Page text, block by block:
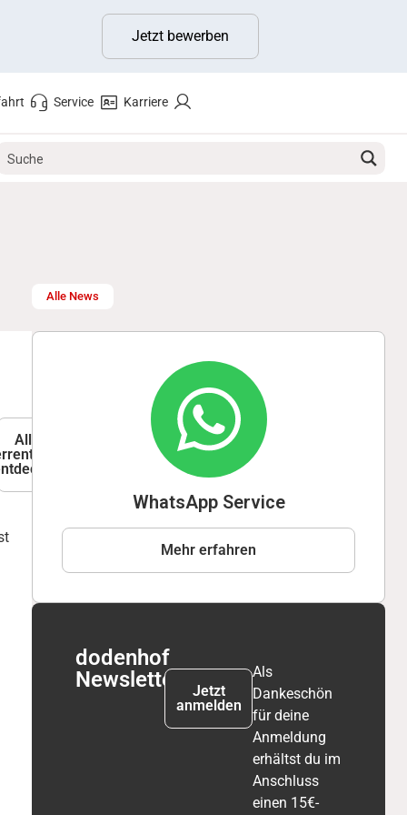
Jetzt bewerben
Service Karriere
Alle News
Alle
WhatsApp Service
Mehr erfahren
dodenhof
Newsletter
Jetzt
anmelden
Als
Dankeschön
für deine
Anmeldung
erhältst du im
Anschluss
einen 15€-